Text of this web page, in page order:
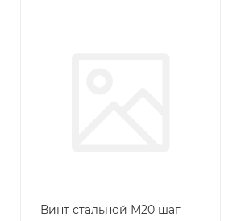
Винт стальной М20 шаг